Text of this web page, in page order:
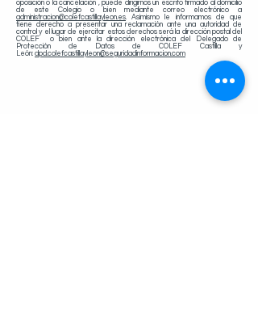
oposición o la cancelación , puede dirigirnos un escrito firmado al domicilio
de este Colegio o bien mediante correo electrónico a
administracion@colefcastillayleon.es. Asimismo le informamos de que
tiene derecho a presentar una reclamación ante una autoridad de
control y el lugar de ejercitar estos derechos será la dirección postal del
COLEF o bien ante la dirección electrónica del Delegado de
Protección de Datos de COLEF Castilla y
León: dpd.colefcastillayleon@seguridadinformacion.com